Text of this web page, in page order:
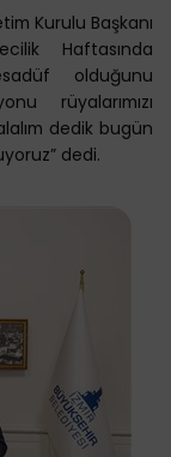
Kurulu Başkanı
Haftasında
olduğunu
rüyalarımızı
dedik bugün
dedi.